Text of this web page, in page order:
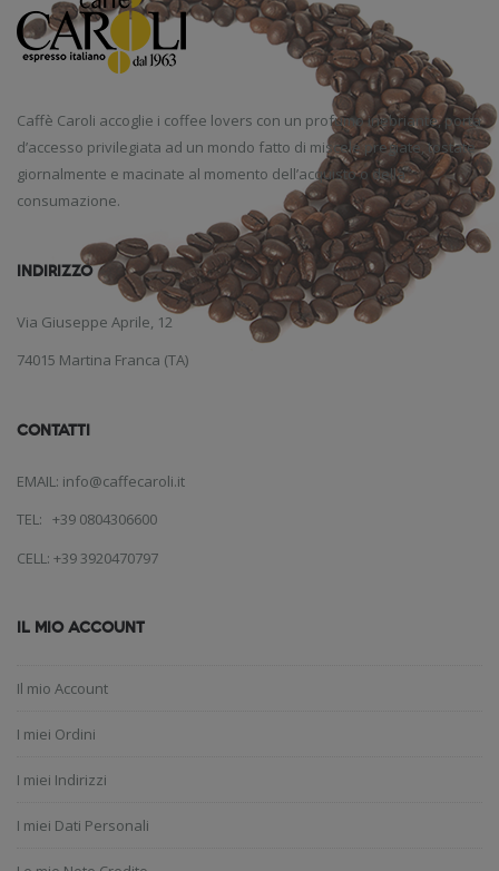
Caffè Caroli accoglie i coffee lovers con un profumo inebriante, porta
d’accesso privilegiata ad un mondo fatto di miscele pregiate, tostate
giornalmente e macinate al momento dell’acquisto o della
consumazione.
INDIRIZZO
Via Giuseppe Aprile, 12
74015 Martina Franca (TA)
CONTATTI
EMAIL: info@caffecaroli.it
TEL: +39 0804306600
CELL: +39 3920470797
IL MIO ACCOUNT
Il mio Account
I miei Ordini
I miei Indirizzi
I miei Dati Personali